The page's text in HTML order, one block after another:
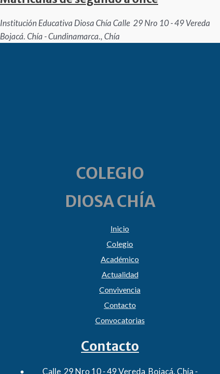
Institución Educativa Diosa ChíaCalle 29 Nro 10 - 49 Vereda
Bojacá. Chía - Cundinamarca., Chía
COLEGIO
DIOSA CHÍA
Inicio
Colegio
Académico
Actualidad
Convivencia
Contacto
Convocatorias
Contacto
Calle 29 Nro 10 - 49 Vereda Bojacá. Chía -